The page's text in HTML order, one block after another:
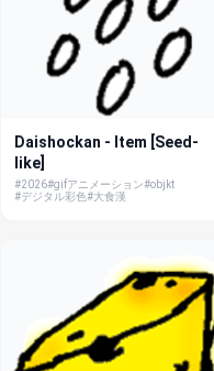
Daishockan - Item [Seed-
like]
#2026#gifアニメーション#objkt
#デジタル彩色#大食漢